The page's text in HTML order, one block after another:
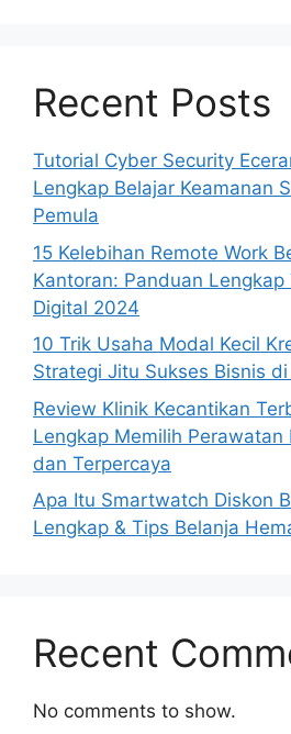
Recent Posts
Tutorial Cyber Security
Lengkap Belajar Keamanan
Pemula
15 Kelebihan Remote Work
Kantoran: Panduan Lengkap
Digital 2024
10 Trik Usaha Modal Kecil
Strategi Jitu Sukses Bisnis
Review Klinik Kecantikan
Lengkap Memilih Perawatan
dan Terpercaya
Apa Itu Smartwatch Diskon
Lengkap & Tips Belanja
Recent
No comments to show.